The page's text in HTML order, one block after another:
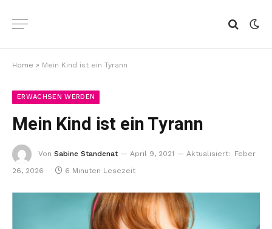
Home » Mein Kind ist ein Tyrann
ERWACHSEN WERDEN
Mein Kind ist ein Tyrann
Von Sabine Standenat April 9, 2021 Aktualisiert:
Feber
26, 2026
6 Minuten Lesezeit